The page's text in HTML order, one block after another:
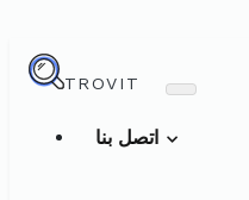
TROVIT